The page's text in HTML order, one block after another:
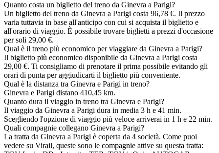
Quanto costa un biglietto del treno da Ginevra a Parigi?
Un biglietto del treno da Ginevra a Parigi costa 96,78 €. Il prezzo
varia tuttavia in base all'anticipo con cui si acquista il biglietto e
all'orario di viaggio. È possibile trovare biglietti a prezzi d'occasione
per soli 29,00 €.
Qual è il treno più economico per viaggiare da Ginevra a Parigi?
Il biglietto più economico disponibile da Ginevra a Parigi costa
29,00 €. Ti consigliamo di prenotare il prima possibile evitando gli
orari di punta per aggiudicarti il biglietto più conveniente.
Qual è la distanza tra Ginevra e Parigi in treno?
Ginevra e Parigi distano 410,45 km.
Quanto dura il viaggio in treno tra Ginevra e Parigi?
Il viaggio da Ginevra a Parigi dura in media 3 h e 41 min.
Scegliendo l'opzione di viaggio più veloce arriverai in 1 h e 22 min.
Quali compagnie collegano Ginevra a Parigi?
La tratta da Ginevra a Parigi è coperta da 4 società. Come puoi
vedere su Virail, queste sono le compagnie attive su questa tratta: